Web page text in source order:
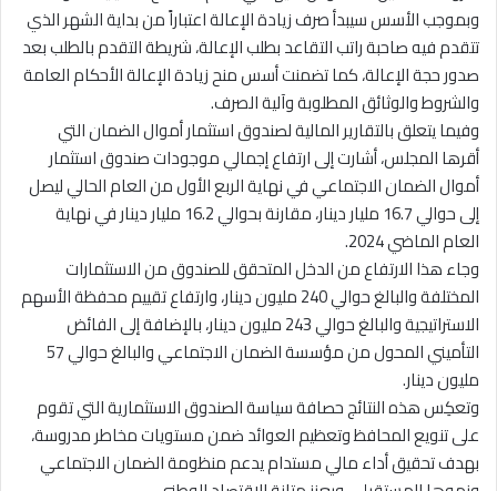
وبموجب الأسس سيبدأ صرف زيادة الإعالة اعتباراً من بداية الشهر الذي
تتقدم فيه صاحبة راتب التقاعد بطلب الإعالة، شريطة التقدم بالطلب بعد
صدور حجة الإعالة، كما تضمنت أسس منح زيادة الإعالة الأحكام العامة
والشروط والوثائق المطلوبة وآلية الصرف.
وفيما يتعلق بالتقارير المالية لصندوق استثمار أموال الضمان التي
أقرها المجلس، أشارت إلى ارتفاع إجمالي موجودات صندوق استثمار
أموال الضمان الاجتماعي في نهاية الربع الأول من العام الحالي ليصل
إلى حوالي 16.7 مليار دينار، مقارنة بحوالي 16.2 مليار دينار في نهاية
العام الماضي 2024.
وجاء هذا الارتفاع من الدخل المتحقق للصندوق من الاستثمارات
المختلفة والبالغ حوالي 240 مليون دينار، وارتفاع تقييم محفظة الأسهم
الاستراتيجية والبالغ حوالي 243 مليون دينار، بالإضافة إلى الفائض
التأميني المحول من مؤسسة الضمان الاجتماعي والبالغ حوالي 57
مليون دينار.
وتعكِس هذه النتائج حصافة سياسة الصندوق الاستثمارية التي تقوم
على تنويع المحافظ وتعظيم العوائد ضمن مستويات مخاطر مدروسة،
بهدف تحقيق أداء مالي مستدام يدعم منظومة الضمان الاجتماعي